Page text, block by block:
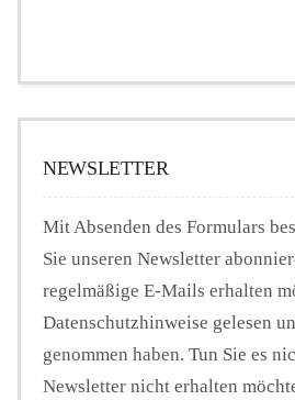
NEWSLETTER
Mit Absenden des Formulars
Sie unseren Newsletter
regelmäßige E-Mails erhalten
Datenschutzhinweise gelesen
genommen haben. Tun Sie es
Newsletter nicht erhalten